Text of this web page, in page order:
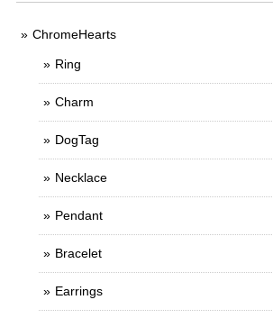
ChromeHearts
Ring
Charm
DogTag
Necklace
Pendant
Bracelet
Earrings